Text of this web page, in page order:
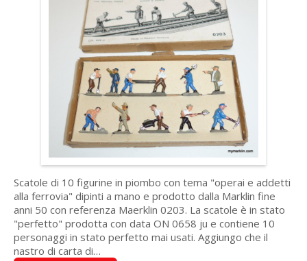
Scatole di 10 figurine in piombo con tema "operai e addetti
alla ferrovia" dipinti a mano e prodotto dalla Marklin fine
anni 50 con referenza Maerklin 0203. La scatole è in stato
"perfetto" prodotta con data ON 0658 ju e contiene 10
personaggi in stato perfetto mai usati. Aggiungo che il
nastro di carta di…